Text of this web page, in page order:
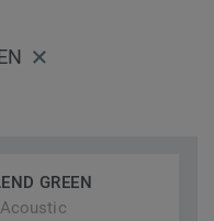
GREEN